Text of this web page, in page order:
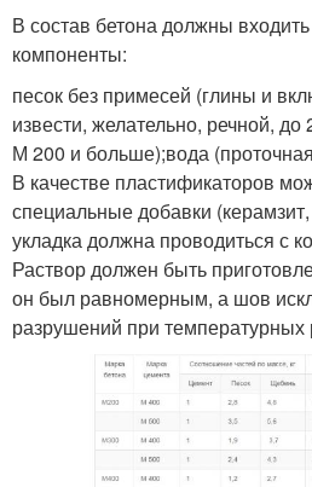
В состав бетона должны
компоненты:
песок без примесей (глины и
извести, желательно, речной,
М 200 и больше);вода
В качестве пластификаторов
специальные добавки
укладка должна проводиться с
Раствор должен быть
он был равномерным, а шов
разрушений при